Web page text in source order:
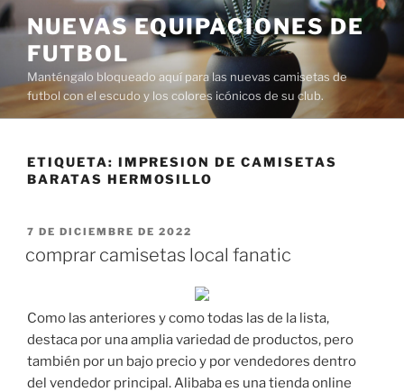
Saltar
al
contenido
NUEVAS EQUIPACIONES DE
FUTBOL
Manténgalo bloqueado aquí para las nuevas camisetas de
futbol con el escudo y los colores icónicos de su club.
ETIQUETA: IMPRESION DE CAMISETAS
BARATAS HERMOSILLO
PUBLICADO
7 DE DICIEMBRE DE 2022
comprar camisetas local fanatic
Como las anteriores y como todas las de la lista,
destaca por una amplia variedad de productos, pero
también por un bajo precio y por vendedores dentro
del vendedor principal. Alibaba es una tienda online